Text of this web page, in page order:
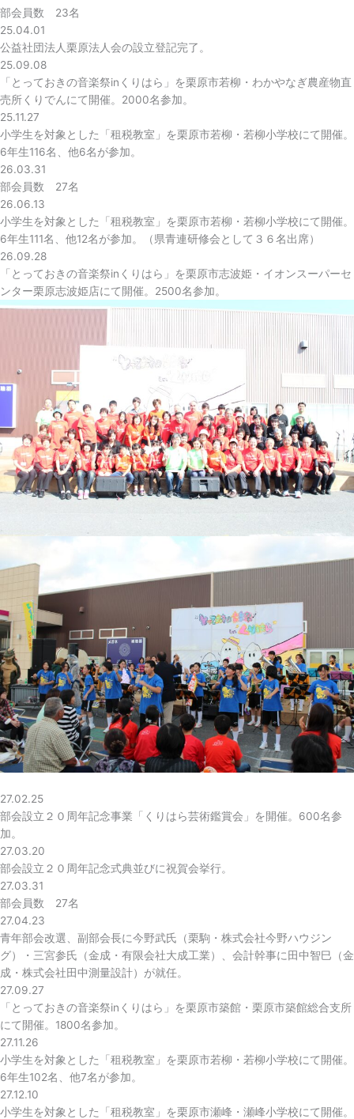
部会員数 23名
25.04.01
公益社団法人栗原法人会の設立登記完了。
25.09.08
「とっておきの音楽祭inくりはら」を栗原市若柳・わかやなぎ農産物直
売所くりでんにて開催。2000名参加。
25.11.27
小学生を対象とした「租税教室」を栗原市若柳・若柳小学校にて開催。
6年生116名、他6名が参加。
26.03.31
部会員数 27名
26.06.13
小学生を対象とした「租税教室」を栗原市若柳・若柳小学校にて開催。
6年生111名、他12名が参加。（県青連研修会として３６名出席）
26.09.28
「とっておきの音楽祭inくりはら」を栗原市志波姫・イオンスーパーセ
ンター栗原志波姫店にて開催。2500名参加。
27.02.25
部会設立２０周年記念事業「くりはら芸術鑑賞会」を開催。600名参
加。
27.03.20
部会設立２０周年記念式典並びに祝賀会挙行。
27.03.31
部会員数 27名
27.04.23
青年部会改選、副部会長に今野武氏（栗駒・株式会社今野ハウジン
グ）・三宮参氏（金成・有限会社大成工業）、会計幹事に田中智巳（金
成・株式会社田中測量設計）が就任。
27.09.27
「とっておきの音楽祭inくりはら」を栗原市築館・栗原市築館総合支所
にて開催。1800名参加。
27.11.26
小学生を対象とした「租税教室」を栗原市若柳・若柳小学校にて開催。
6年生102名、他7名が参加。
27.12.10
小学生を対象とした「租税教室」を栗原市瀬峰・瀬峰小学校にて開催。